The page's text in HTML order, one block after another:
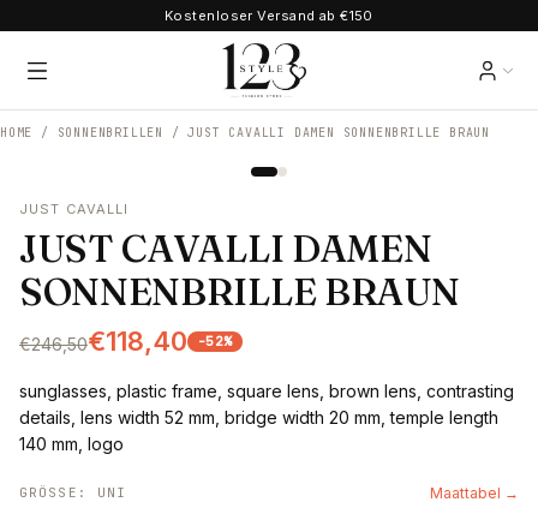
Kostenloser Versand ab €150
HOME / SONNENBRILLEN /JUST CAVALLI DAMEN SONNENBRILLE BRAUN
JUST CAVALLI
JUST CAVALLI DAMEN
SONNENBRILLE BRAUN
€246,50€118,40 -52%
sunglasses, plastic frame, square lens, brown lens, contrasting
details, lens width 52 mm, bridge width 20 mm, temple length
140 mm, logo
GRÖSSE : UNI Maattabel →